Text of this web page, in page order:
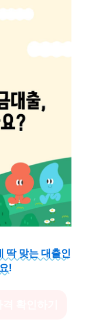
딱 맞는 대출인
!